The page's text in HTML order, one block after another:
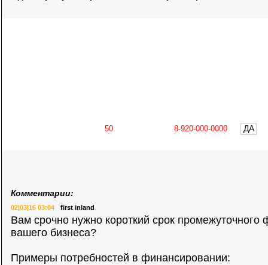
ДА
Комментарии:
02|03|16 03:04 first inland
Вам срочно нужно короткий срок
вашего бизнеса?
Примеры потребностей в финансировании: